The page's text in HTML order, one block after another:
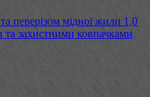
перерізом мідної жили 1,0
захистними ковпачками